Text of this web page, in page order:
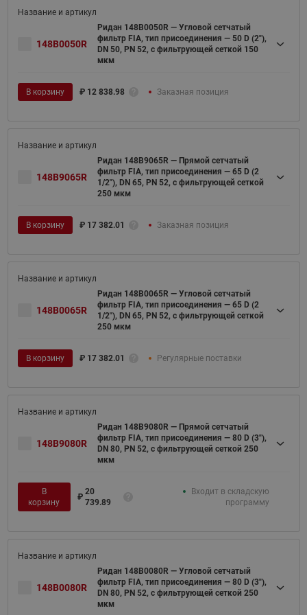
148B0050R
Ридан 148B0050R — Угловой сетчатый
фильтр FIA, тип присоединения — 50 D (2"),
DN 50, PN 52, c фильтрующей сеткой 150
мкм
В корзину ₽ 12 838.98 Заказная позиция
148B9065R
Ридан 148B9065R — Прямой сетчатый
фильтр FIA, тип присоединения — 65 D (2
1/2"), DN 65, PN 52, c фильтрующей сеткой
250 мкм
В корзину ₽ 17 382.01 Заказная позиция
148B0065R
Ридан 148B0065R — Угловой сетчатый
фильтр FIA, тип присоединения — 65 D (2
1/2"), DN 65, PN 52, c фильтрующей сеткой
250 мкм
В корзину ₽ 17 382.01 Регулярные поставки
148B9080R
Ридан 148B9080R — Прямой сетчатый
фильтр FIA, тип присоединения — 80 D (3"),
DN 80, PN 52, c фильтрующей сеткой 250
мкм
В
корзину
₽
20
739.89
Входит в складскую
программу
148B0080R
Ридан 148B0080R — Угловой сетчатый
фильтр FIA, тип присоединения — 80 D (3"),
DN 80, PN 52, c фильтрующей сеткой 250
мкм